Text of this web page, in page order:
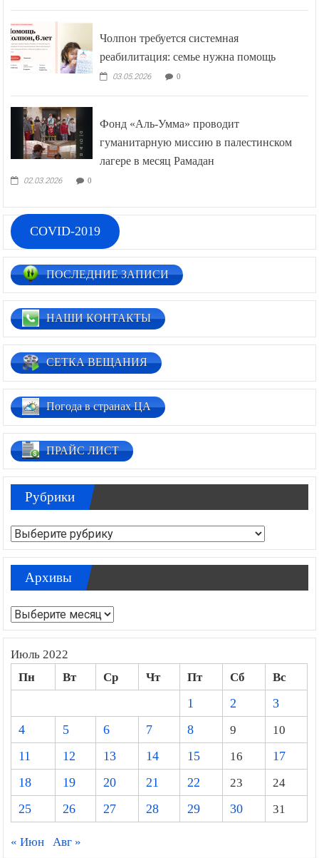
Чолпон требуется системная
реабилитация: семье нужна помощь
03.05.2026 0
Фонд «Аль-Умма» проводит
гуманитарную миссию в палестинском
лагере в месяц Рамадан
02.03.2026 0
COVID-2019
ПОСЛЕДНИЕ ЗАПИСИ
НАШИ КОНТАКТЫ
СЕТКА ВЕЩАНИЯ
Погода в странах ЦА
ПРАЙС ЛИСТ
Рубрики
Рубрики
Архивы
Архивы
Июль 2022
Пн Вт Ср Чт Пт Сб
Вс
1
2
3
4
5 6 7 8 9
10
11
12 13 14 15 16
17
18
19 20 21 22 23
24
25
26 27 28 29 30 31
« Июн Авг »